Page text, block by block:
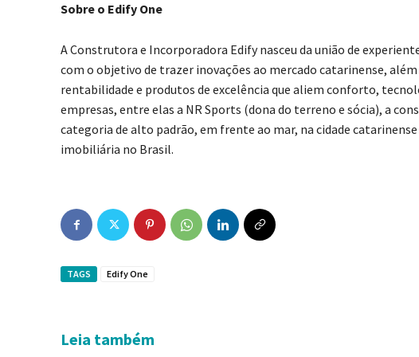
Sobre o Edify One
A Construtora e Incorporadora Edify nasceu da união de
com o objetivo de trazer inovações ao mercado catarinense,
rentabilidade e produtos de excelência que aliem conforto,
empresas, entre elas a NR Sports (dona do terreno e sócia), a
categoria de alto padrão, em frente ao mar, na cidade
imobiliária no Brasil.
TAGS Edify One
Leia também